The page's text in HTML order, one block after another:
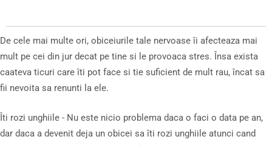
De cele mai multe ori, obiceiurile tale nervoase îi afecteaza mai
mult pe cei din jur decat pe tine si le provoaca stres. Însa exista
caateva ticuri care îti pot face si tie suficient de mult rau, încat sa
fii nevoita sa renunti la ele.
Îti rozi unghiile - Nu este nicio problema daca o faci o data pe an,
dar daca a devenit deja un obicei sa îti rozi unghiile atunci cand